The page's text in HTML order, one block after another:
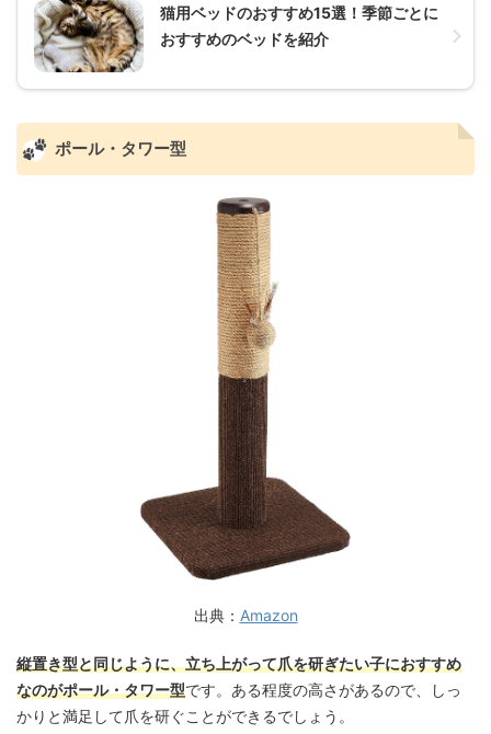
猫用ベッドのおすすめ15選！季節ごとに
おすすめのベッドを紹介
ポール・タワー型
出典： Amazon
縦置き型と同じように、立ち上がって爪を研ぎたい子におすすめ
なのがポール・タワー型です。ある程度の高さがあるので、しっ
かりと満足して爪を研ぐことができるでしょう。